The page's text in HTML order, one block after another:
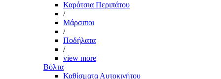
Καρότσια Περιπάτου
/
Μάρσιποι
/
Ποδήλατα
/
view more
Βόλτα
Καθίσματα Αυτοκινήτου